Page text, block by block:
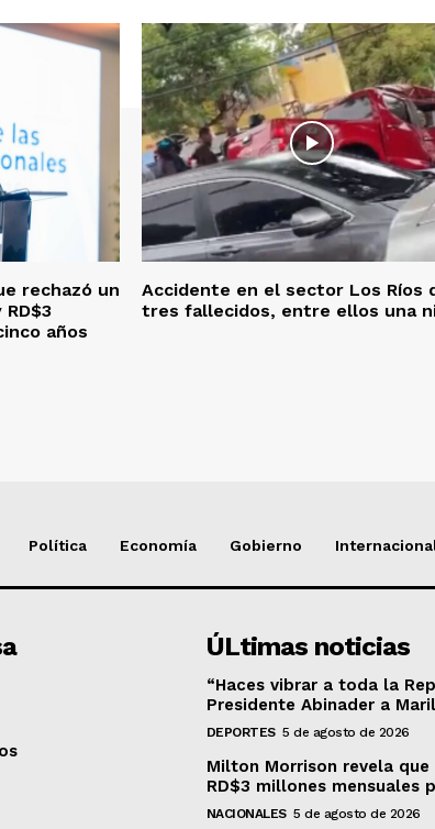
rechazó un
años
Accidente en el sector Los Ríos
tres fallecidos, entre ellos una
Política Economía Gobierno
ÚLtimas noticias
“Haces vibrar a toda la
Presidente Abinader a
DEPORTES 5 de agosto de 2026
Milton Morrison revela
RD$3 millones mensuales
NACIONALES 5 de agosto de 2026